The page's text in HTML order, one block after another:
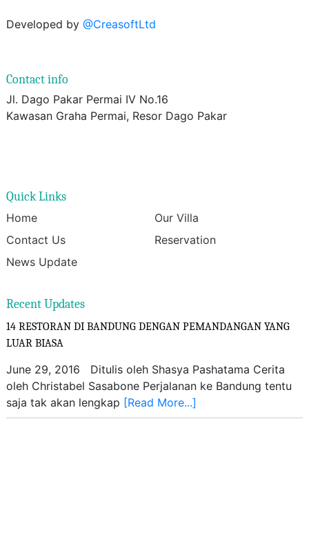
Developed by @CreasoftLtd
Contact info
Jl. Dago Pakar Permai IV No.16
Kawasan Graha Permai, Resor Dago Pakar
Quick Links
Home
Our Villa
Contact Us
Reservation
News Update
Recent Updates
14 RESTORAN DI BANDUNG DENGAN PEMANDANGAN YANG
LUAR BIASA
June 29, 2016 Ditulis oleh Shasya Pashatama Cerita
oleh Christabel Sasabone Perjalanan ke Bandung tentu
saja tak akan lengkap [Read More...]